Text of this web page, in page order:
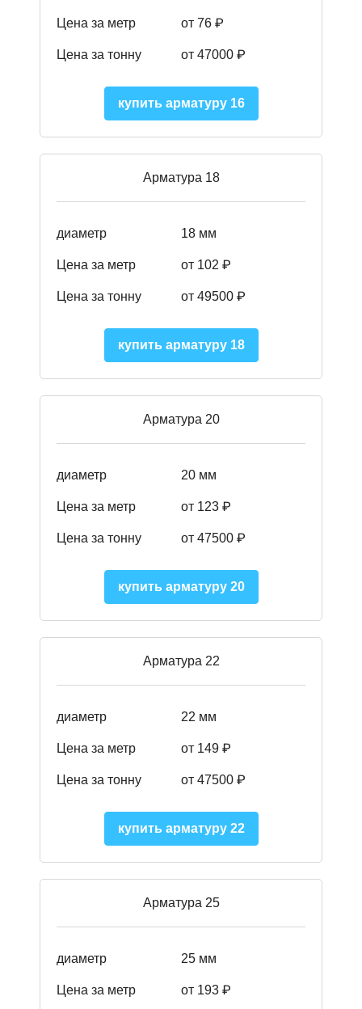
Цена за метр от 76 ₽
Цена за тонну от 47000 ₽
купить арматуру 16
Арматура 18
диаметр 18 мм
Цена за метр от 102 ₽
Цена за тонну от 49500 ₽
купить арматуру 18
Арматура 20
диаметр 20 мм
Цена за метр от 123 ₽
Цена за тонну от 47500 ₽
купить арматуру 20
Арматура 22
диаметр 22 мм
Цена за метр от 149 ₽
Цена за тонну от 47500 ₽
купить арматуру 22
Арматура 25
диаметр 25 мм
Цена за метр от 193 ₽